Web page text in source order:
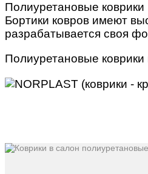
Полиуретановые
Бортики ковров имеют
разрабатывается своя
Полиуретановые